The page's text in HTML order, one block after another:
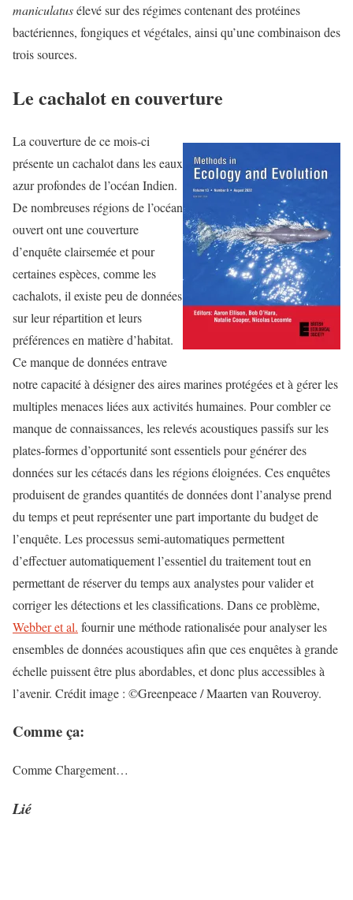
maniculatusélevé sur des régimes contenant des protéines
bactériennes, fongiques et végétales, ainsi qu’une combinaison des
trois sources.
Le cachalot en couverture
La couverture de ce mois-ci
présente un cachalot dans les eaux
azur profondes de l’océan Indien.
De nombreuses régions de l’océan
ouvert ont une couverture
d’enquête clairsemée et pour
certaines espèces, comme les
cachalots, il existe peu de données
sur leur répartition et leurs
préférences en matière d’habitat.
Ce manque de données entrave
notre capacité à désigner des aires marines protégées et à gérer les
multiples menaces liées aux activités humaines. Pour combler ce
manque de connaissances, les relevés acoustiques passifs sur les
plates-formes d’opportunité sont essentiels pour générer des
données sur les cétacés dans les régions éloignées. Ces enquêtes
produisent de grandes quantités de données dont l’analyse prend
du temps et peut représenter une part importante du budget de
l’enquête. Les processus semi-automatiques permettent
d’effectuer automatiquement l’essentiel du traitement tout en
permettant de réserver du temps aux analystes pour valider et
corriger les détections et les classifications. Dans ce problème,
Webber et al. fournir une méthode rationalisée pour analyser les
ensembles de données acoustiques afin que ces enquêtes à grande
échelle puissent être plus abordables, et donc plus accessibles à
l’avenir. Crédit image : ©Greenpeace / Maarten van Rouveroy.
Comme ça:
CommeChargement…
Lié